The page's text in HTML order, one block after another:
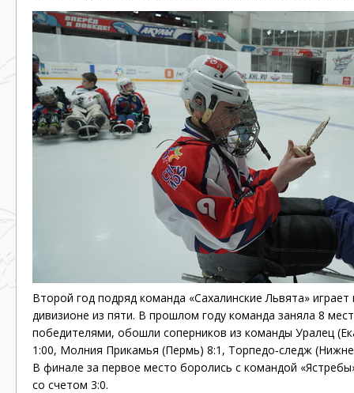
Второй год подряд команда «Сахалинские Львята»
дивизионе из пяти. В прошлом году команда заняла 8
победителями, обошли соперников из команды Уралец
1:00, Молния Прикамья (Пермь) 8:1, Торпедо‐следж
В финале за первое место боролись с командой
со счетом 3:0.